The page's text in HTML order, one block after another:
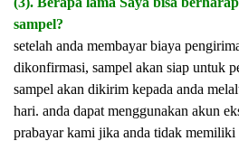
sampel?
setelah anda membayar biaya
dikonfirmasi, sampel akan siap untuk
sampel akan dikirim kepada anda
hari. anda dapat menggunakan akun
prabayar kami jika anda tidak memiliki